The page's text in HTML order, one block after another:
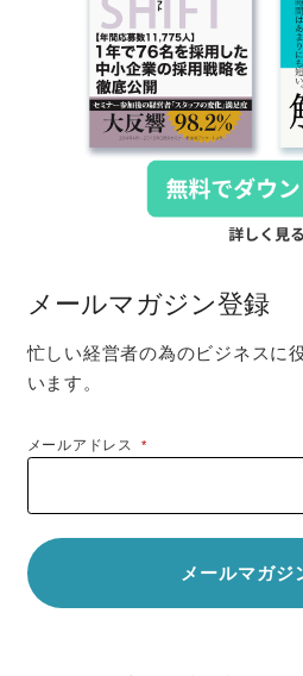
メールマガジン登録
忙しい経営者の為のビジネスに
います。
メールアドレス*